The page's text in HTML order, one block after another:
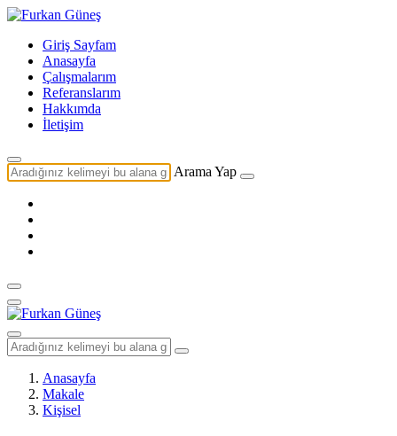
Giriş Sayfam
Anasayfa
Çalışmalarım
Referanslarım
Hakkımda
İletişim
Arama Yap
Anasayfa
Makale
Kişisel